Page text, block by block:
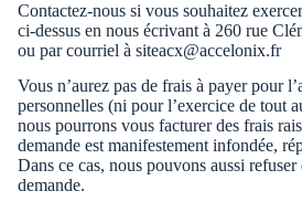
Contactez-nous si vous souhaitez
ci-dessus en nous écrivant à 260 rue
ou par courriel à siteacx@accelonix.fr
Vous n’aurez pas de frais à payer pour
personnelles (ni pour l’exercice de tout
nous pourrons vous facturer des frais
demande est manifestement infondée,
Dans ce cas, nous pouvons aussi
demande.